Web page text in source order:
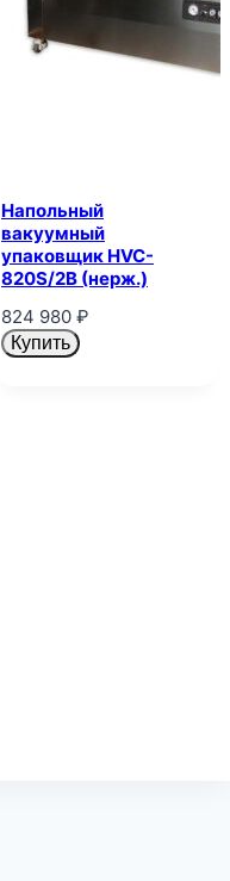
Напольный
вакуумный
упаковщик HVC-
820S/2B (нерж.)
824 980 ₽
Купить